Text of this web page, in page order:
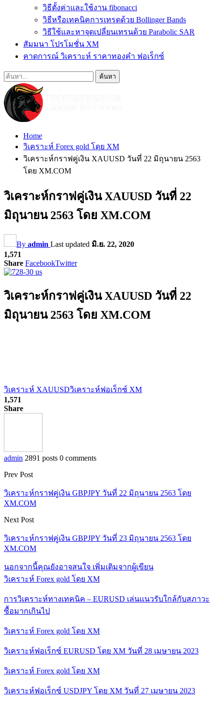
วิธีตั้งค่าและใช้งาน fibonacci
วิธีหรือเทคนิคการเทรดด้วย Bollinger Bands
วิธีใช้และหาจุดเปลี่ยนเทรนด้วย Parabolic SAR
สัมมนา โปรโมชั่น XM
คาดการณ์ วิเคราะห์ ราคาทองคำ ฟอเร็กซ์
Home
วิเคราะห์ Forex gold โดย XM
วิเคราะห์กราฟคู่เงิน XAUUSD วันที่ 22 มิถุนายน 2563
โดย XM.COM
วิเคราะห์กราฟคู่เงิน XAUUSD วันที่ 22
มิถุนายน 2563 โดย XM.COM
By admin Last updated มิ.ย. 22, 2020
1,571
Share FacebookTwitter
วิเคราะห์กราฟคู่เงิน XAUUSD วันที่ 22
มิถุนายน 2563 โดย XM.COM
วิเคราะห์ XAUUSDวิเคราะห์ฟอเร็กซ์ XM
1,571
Share
admin 2891 posts 0 comments
Prev Post
วิเคราะห์กราฟคู่เงิน GBPJPY วันที่ 22 มิถุนายน 2563 โดย
XM.COM
Next Post
วิเคราะห์กราฟคู่เงิน GBPJPY วันที่ 23 มิถุนายน 2563 โดย
XM.COM
นอกจากนี้คุณยังอาจสนใจ เพิ่มเติมจากผู้เขียน
วิเคราะห์ Forex gold โดย XM
การวิเคราะห์ทางเทคนิค – EURUSD เล่นแนวรับใกล้กับสภาวะ
ซื้อมากเกินไป
วิเคราะห์ Forex gold โดย XM
วิเคราะห์ฟอเร็กซ์ EURUSD โดย XM วันที่ 28 เมษายน 2023
วิเคราะห์ Forex gold โดย XM
วิเคราะห์ฟอเร็กซ์ USDJPY โดย XM วันที่ 27 เมษายน 2023